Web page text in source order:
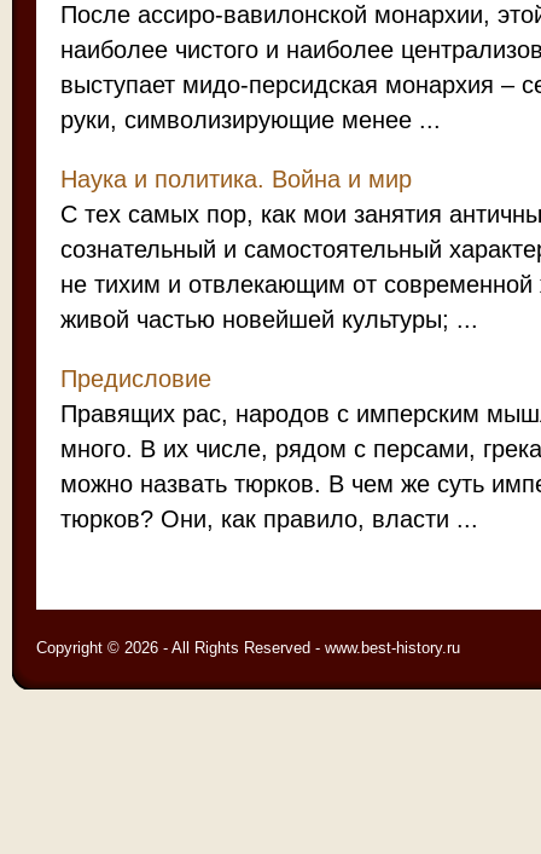
После ассиро-вавилонской монархии,
наиболее чистого и наиболее
выступает мидо-персидская монархия –
руки, символизирующие менее ...
Наука и политика. Война и мир
С тех самых пор, как мои занятия
сознательный и самостоятельный
не тихим и отвлекающим от
живой частью новейшей культуры; ...
Предисловие
Правящих рас, народов с имперским
много. В их числе, рядом с персами,
можно назвать тюрков. В чем же суть
тюрков? Они, как правило, власти ...
Copyright © 2026 - All Rights Reserved - www.best-history.ru